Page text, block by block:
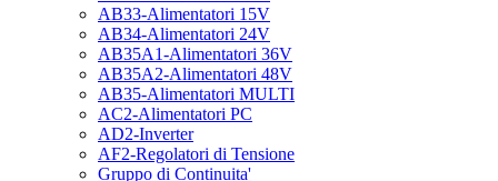
AB33-Alimentatori 15V
AB34-Alimentatori 24V
AB35A1-Alimentatori 36V
AB35A2-Alimentatori 48V
AB35-Alimentatori MULTI
AC2-Alimentatori PC
AD2-Inverter
AF2-Regolatori di Tensione
Gruppo di Continuita'